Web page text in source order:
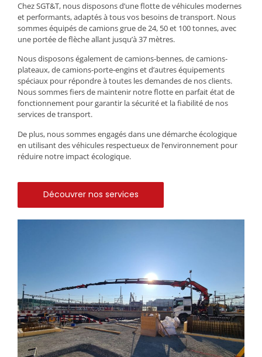
Chez SGT&T, nous disposons d’une flotte de véhicules modernes
et performants, adaptés à tous vos besoins de transport. Nous
sommes équipés de camions grue de 24, 50 et 100 tonnes, avec
une portée de flèche allant jusqu’à 37 mètres.
Nous disposons également de camions-bennes, de camions-
plateaux, de camions-porte-engins et d’autres équipements
spéciaux pour répondre à toutes les demandes de nos clients.
Nous sommes fiers de maintenir notre flotte en parfait état de
fonctionnement pour garantir la sécurité et la fiabilité de nos
services de transport.
De plus, nous sommes engagés dans une démarche écologique
en utilisant des véhicules respectueux de l’environnement pour
réduire notre impact écologique.
Découvrer nos services